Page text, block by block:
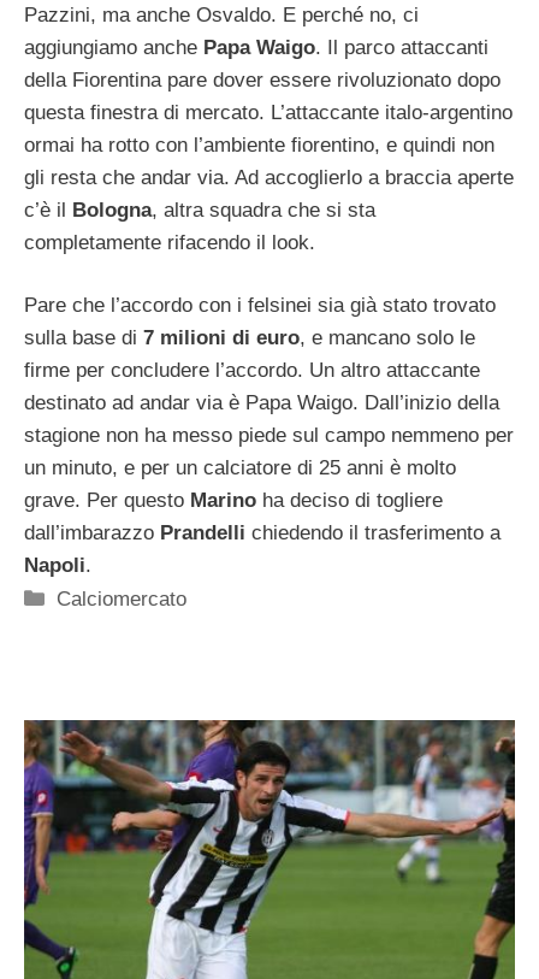
Pazzini, ma anche Osvaldo. E perché no, ci
aggiungiamo anche Papa Waigo. Il parco attaccanti
della Fiorentina pare dover essere rivoluzionato dopo
questa finestra di mercato. L’attaccante italo-argentino
ormai ha rotto con l’ambiente fiorentino, e quindi non
gli resta che andar via. Ad accoglierlo a braccia aperte
c’è il Bologna, altra squadra che si sta
completamente rifacendo il look.
Pare che l’accordo con i felsinei sia già stato trovato
sulla base di 7 milioni di euro, e mancano solo le
firme per concludere l’accordo. Un altro attaccante
destinato ad andar via è Papa Waigo. Dall’inizio della
stagione non ha messo piede sul campo nemmeno per
un minuto, e per un calciatore di 25 anni è molto
grave. Per questo Marino ha deciso di togliere
dall’imbarazzo Prandelli chiedendo il trasferimento a
Napoli.
Categorie
Calciomercato